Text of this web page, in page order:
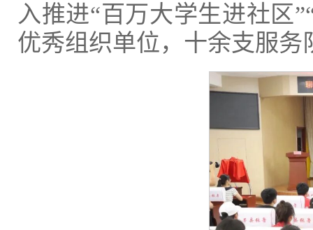
入推进“百万大学生进社区
优秀组织单位，十余支服